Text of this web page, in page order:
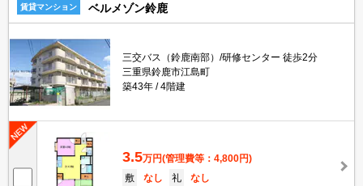
賃貸マンション ベルメゾン鈴鹿
三交バス（鈴鹿南部）/研修センター 徒歩2分
三重県鈴鹿市江島町
築43年
4階建
3.5万円(管理費等：4,800円)
敷
なし 礼
なし